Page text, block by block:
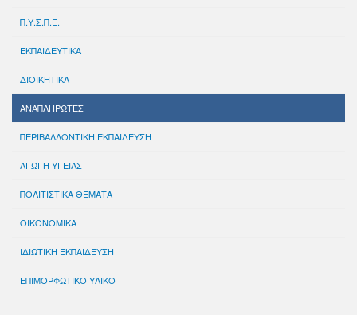
Π.Υ.Σ.Π.Ε.
ΕΚΠΑΙΔΕΥΤΙΚΑ
ΔΙΟΙΚΗΤΙΚΑ
ΑΝΑΠΛΗΡΩΤΕΣ
ΠΕΡΙΒΑΛΛΟΝΤΙΚΗ ΕΚΠΑΙΔΕΥΣΗ
ΑΓΩΓΗ ΥΓΕΙΑΣ
ΠΟΛΙΤΙΣΤΙΚΑ ΘΕΜΑΤΑ
ΟΙΚΟΝΟΜΙΚΑ
ΙΔΙΩΤΙΚΗ ΕΚΠΑΙΔΕΥΣΗ
ΕΠΙΜΟΡΦΩΤΙΚΟ ΥΛΙΚΟ